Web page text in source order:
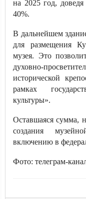
на 2025 год,
40%.
В дальнейшем
для размещения
музея. Это
духовно-
исторической
рамках
культуры».
Оставшаяся сумма,
создания
включению в
Фото: телеграм-